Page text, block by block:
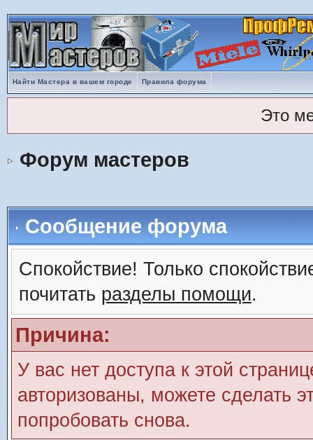
Найти Мастера в вашем городе Правила форума
Это
Форум мастеров
Сообщение форума
Спокойствие! Только
почитать разделы помощи.
Причина:
У вас нет доступа к этой
авторизованы, можете сделать
попробовать снова.